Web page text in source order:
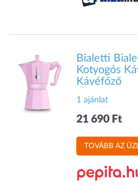
Bialetti
Kotyogós
Kávéfőző
1 ajánlat
21 690 Ft
TOVÁBB AZ